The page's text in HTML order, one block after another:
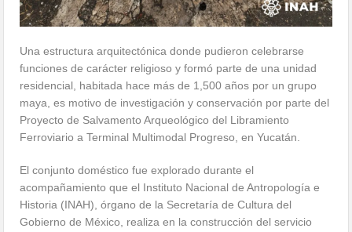
Una estructura arquitectónica donde pudieron celebrarse
funciones de carácter religioso y formó parte de una unidad
residencial, habitada hace más de 1,500 años por un grupo
maya, es motivo de investigación y conservación por parte del
Proyecto de Salvamento Arqueológico del Libramiento
Ferroviario a Terminal Multimodal Progreso, en Yucatán.
El conjunto doméstico fue explorado durante el
acompañamiento que el Instituto Nacional de Antropología e
Historia (INAH), órgano de la Secretaría de Cultura del
Gobierno de México, realiza en la construcción del servicio